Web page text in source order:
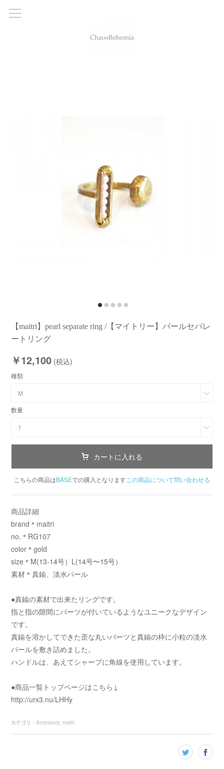
【maitri】pearl separate ring /【マイトリー】パールセパレ
ートリング
￥12,100 (税込)
種類
M
数量
1
カートに入れる
こちらの商品はBASEでの購入となります この商品について問い合わせる
商品詳細
brand＊maitri
no.＊RG107
color＊gold
size＊M(13-14号）L(14号〜15号）
素材＊真鍮、淡水パール
●真鍮の素材で出来たリングです。
指と指の隙間にパーツが付いているようなユニークなデザイン
です。
真鍮を溶かしてできた歪な丸いパーツと真鍮の枠に小粒の淡水
パールを敷き詰めました。
ハンドルは、あえてシャープに角線を使用しています。
●商品一覧トップページはこちら↓
http://urx3.nu/LHHy
カテゴリ ：Accessory maitri